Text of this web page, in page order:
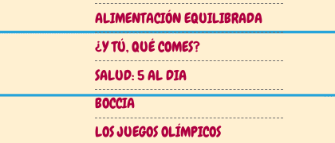
ALIMENTACIÓN EQUILIBRADA
¿Y TÚ, QUÉ COMES?
SALUD: 5 AL DIA
BOCCIA
LOS JUEGOS OLÍMPICOS